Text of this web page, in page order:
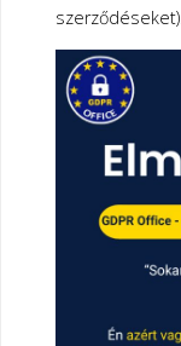
szerződéseket).